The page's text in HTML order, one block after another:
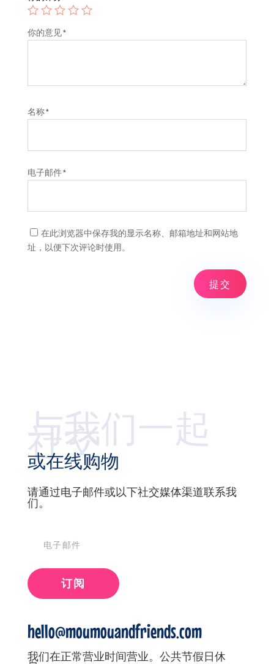
你的意见*
名称*
电子邮件*
在此浏览器中保存我的显示名称、邮箱地址和网站地
址，以便下次评论时使用。
提交
与我们一起
社交
或在线购物
请通过电子邮件或以下社交媒体渠道联系我
们。
订阅
hello@moumouandfriends.com
我们在正常营业时间营业。公共节假日休